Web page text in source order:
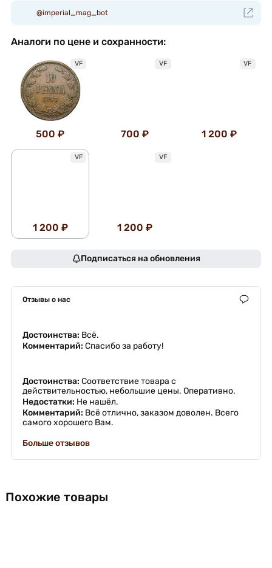
@imperial_mag_bot
Аналоги по цене и сохранности:
VF
500 ₽
VF
700 ₽
VF
1 200 ₽
VF
1 200 ₽
VF
1 200 ₽
Подписаться на обновления
Отзывы о нас
Достоинства: Всё.
Комментарий: Спасибо за работу!
Достоинства: Соответствие товара с
действительностью, небольшие цены. Оперативно.
Недостатки: Не нашёл.
Комментарий: Всё отлично, заказом доволен. Всего
самого хорошего Вам.
Больше отзывов
Похожие товары